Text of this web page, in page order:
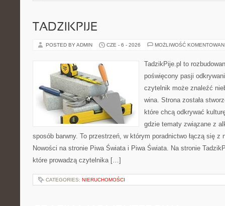
TADZIKPIJE
POSTED BY ADMIN CZE - 6 - 2026 MOŻLIWOŚĆ
TadzikPije.pl to
poświęcony pasji
czytelnik może znaleźć
wina. Strona została
które chcą odkrywać
gdzie tematy związane z
sposób barwny. To przestrzeń, w którym poradnictwo łączą się z
Nowości na stronie Piwa Świata i Piwa Świata. Na stronie
które prowadzą czytelnika […]
CATEGORIES: NIERUCHOMOŚCI